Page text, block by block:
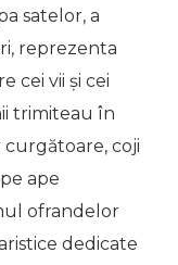
satelor, a
reprezenta
cei vii și cei
trimiteau în
curgătoare, coji
ape
ofrandelor
dedicate